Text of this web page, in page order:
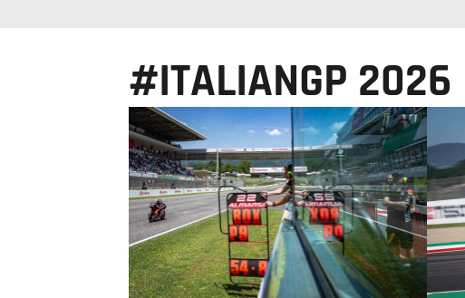
#ITALIANGP 2026